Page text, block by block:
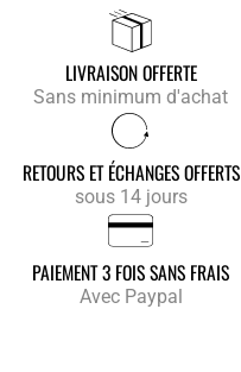
LIVRAISON OFFERTE
Sans minimum d'achat
RETOURS ET ÉCHANGES OFFERTS
sous 14 jours
PAIEMENT 3 FOIS SANS FRAIS
Avec Paypal